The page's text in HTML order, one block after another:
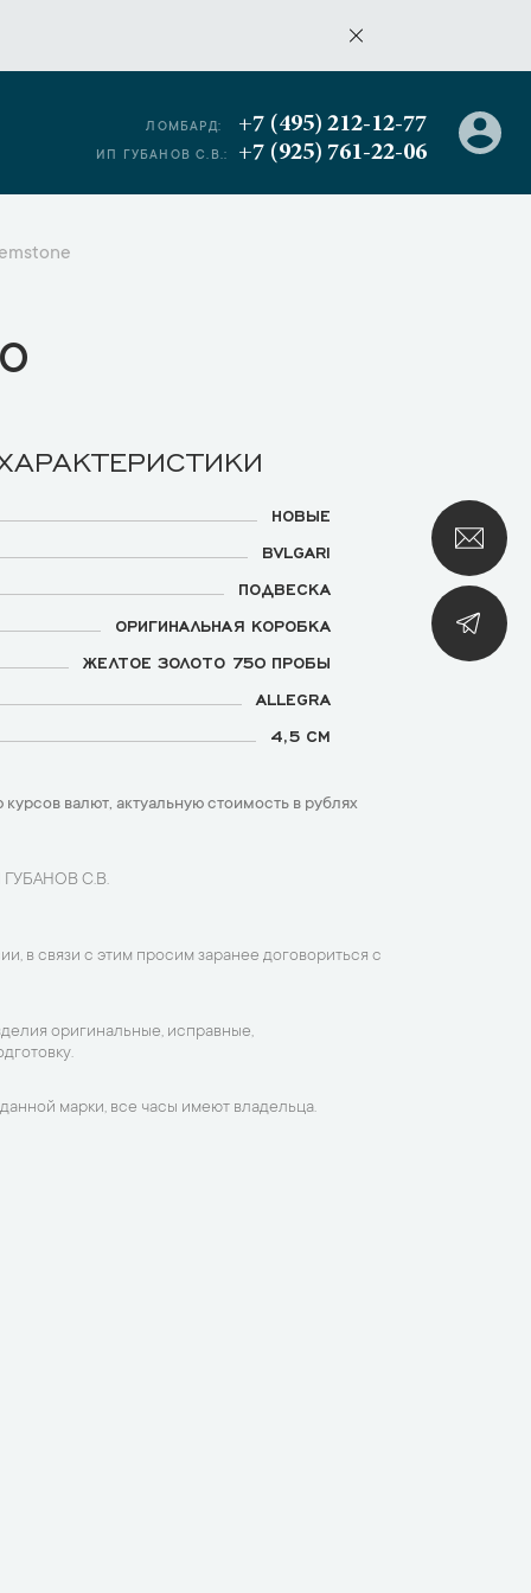
ЛОМБАРД: +7 (495) 212-12-77
ИП ГУБАНОВ С.В.: +7 (925) 761-22-06
НОВЫЕ
BVLGARI
ПОДВЕСКА
ОРИГИНАЛЬНАЯ КОРОБКА
ЖЕЛТОЕ ЗОЛОТО 750 ПРОБЫ
ALLEGRA
4,5 СМ
валют, актуальную стоимость в рублях
ГУБАНОВ С.В.
в связи с этим просим заранее договориться с
оригинальные, исправные,
марки, все часы имеют владельца.